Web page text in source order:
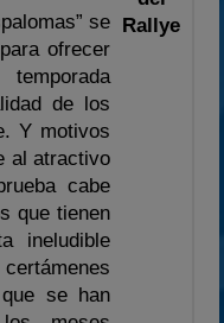
2025
Estadísticas
Preguntas Frecuentes
se
ofrecer
de los
Y motivos
al atractivo
cabe
que tienen
ineludible
se han
Rallye